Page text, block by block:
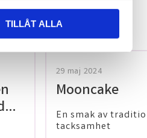
TILLÅT ALLA
29 maj 2024
Mooncake
En smak av
tacksamhet